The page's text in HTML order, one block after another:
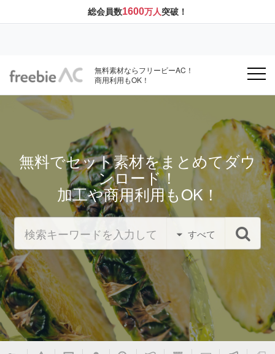
総会員数1600万人突破！
無料素材ならフリービーAC！
商用利用もOK！
無料でセット素材をまとめてダウ
ンロード！
加工や商用利用もOK！
すべて